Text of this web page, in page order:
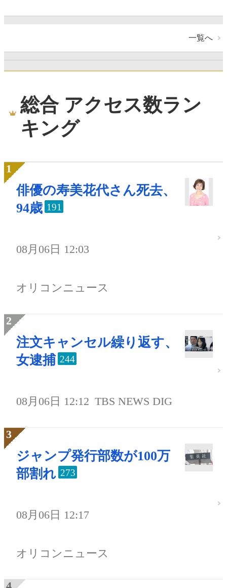
一覧へ
総合 アクセス数ラン
キング
俳優の寿美花代さん死去、
94歳 191
08月06日 12:03
オリコンニュース
注文キャンセル繰り返す、
女逮捕 244
08月06日 12:12 TBS NEWS DIG
ジャンプ発行部数が100万
部割れ 273
08月06日 12:17
オリコンニュース